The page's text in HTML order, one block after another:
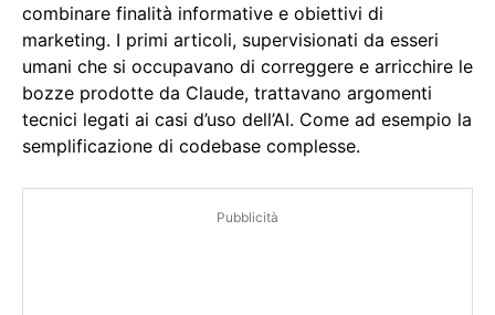
combinare finalità informative e obiettivi di
marketing. I primi articoli, supervisionati da esseri
umani che si occupavano di correggere e arricchire le
bozze prodotte da Claude, trattavano argomenti
tecnici legati ai casi d’uso dell’AI. Come ad esempio la
semplificazione di codebase complesse.
Pubblicità